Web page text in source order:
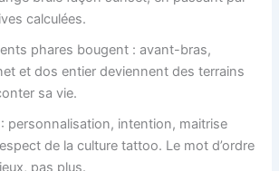
calculées.
phares bougent : avant-bras,
et dos entier deviennent des terrains
sa vie.
personnalisation, intention, maitrise
de la culture tattoo. Le mot d’ordre
pas plus.